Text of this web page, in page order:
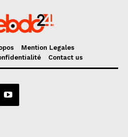
Mention Legales
Contact us